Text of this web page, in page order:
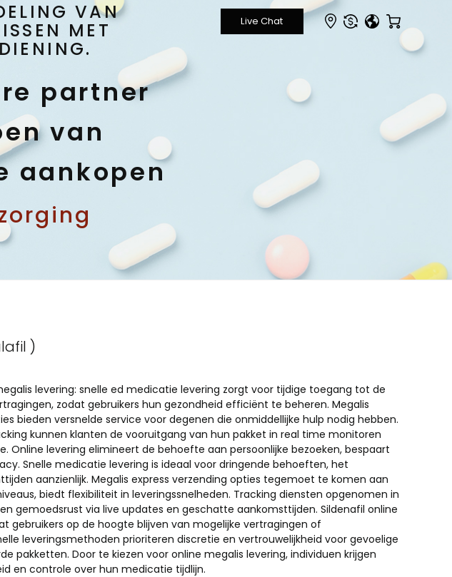
VAN
MET
partner
van
aankopen
)
levering: snelle ed medicatie levering zorgt voor tijdige toegang tot de
zodat gebruikers hun gezondheid efficiënt te beheren. Megalis
bieden versnelde service voor degenen die onmiddellijke hulp nodig hebben.
kunnen klanten de vooruitgang van hun pakket in real time monitoren
Online levering elimineert de behoefte aan persoonlijke bezoeken, bespaart
Snelle medicatie levering is ideaal voor dringende behoeften, het
aanzienlijk. Megalis express verzending opties tegemoet te komen aan
biedt flexibiliteit in leveringssnelheden. Tracking diensten opgenomen in
gemoedsrust via live updates en geschatte aankomsttijden. Sildenafil online
gebruikers op de hoogte blijven van mogelijke vertragingen of
leveringsmethoden prioriteren discretie en vertrouwelijkheid voor gevoelige
pakketten. Door te kiezen voor online megalis levering, individuen krijgen
en controle over hun medicatie tijdlijn.